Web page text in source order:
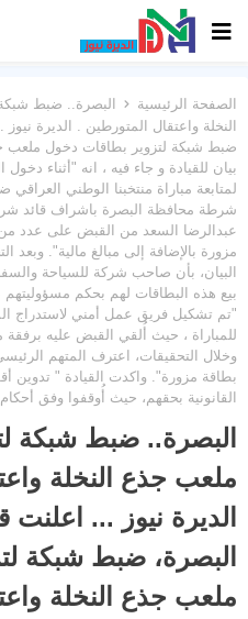
الصفحة الرئيسية
البصرة.. ضبط
النخلة واعتقال المتورطين . الديرة
ضبط شبكة لتزوير بطاقات دخول ملعب
بيان للقيادة و جاء فيه ، انه "أثناء
لمتابعة مباراة منتخبنا الوطني
شرطة محافظة البصرة باشراف قائد
مزورة بالإضافة إلى مبالغ مالية". وبعد
البيان، بأن صاحب شركة للسياحة
بيع هذه البطاقات لهم بحكم
"تم تشكيل فريق عمل أمني لاستدراج
للمباراة ، حيث أُلقي القبض عليه
بطاقة مزورة". واكدت القيادة " تدوين
القانونية بحقهم، حيث أُوقفوا وفق أحكام المادة 295 من
البصرة.. ضبط شبكة
ملعب جذع النخلة
الديرة نيوز ...
البصرة، ضبط شبكة
ملعب جذع النخلة